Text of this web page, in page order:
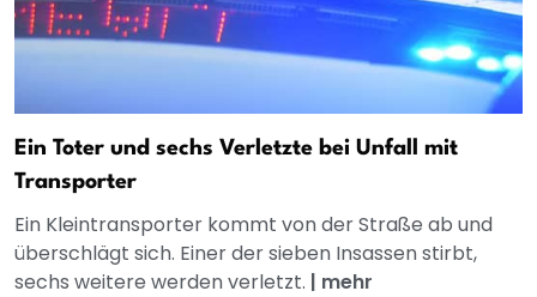
Ein Toter und sechs Verletzte bei Unfall mit
Transporter
Ein Kleintransporter kommt von der Straße ab und
überschlägt sich. Einer der sieben Insassen stirbt,
sechs weitere werden verletzt. | mehr